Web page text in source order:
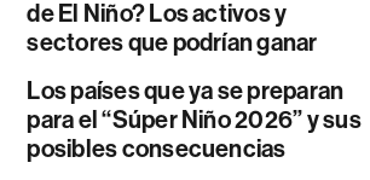
de El Niño? Los activos y
sectores que podrían ganar
Los países que ya se preparan
para el “Súper Niño 2026” y sus
posibles consecuencias